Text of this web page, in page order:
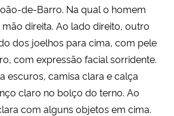
de-Barro. Na qual o homem
direita. Ao lado direito, outro
dos joelhos para cima, com pele
com expressão facial sorridente.
escuros, camisa clara e calça
claro no bolço do terno. Ao
com alguns objetos em cima.